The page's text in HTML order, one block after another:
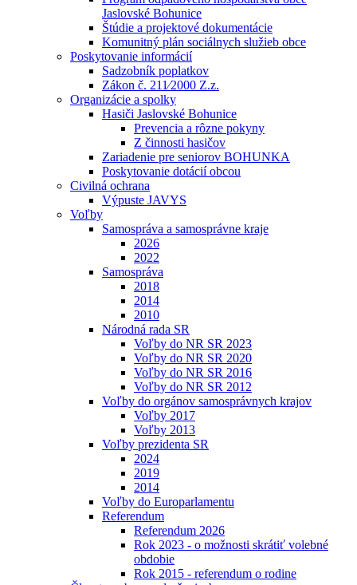
Jaslovské Bohunice
Štúdie a projektové dokumentácie
Komunitný plán sociálnych služieb obce
Poskytovanie informácií
Sadzobník poplatkov
Zákon č. 211⁄2000 Z.z.
Organizácie a spolky
Hasiči Jaslovské Bohunice
Prevencia a rôzne pokyny
Z činnosti hasičov
Zariadenie pre seniorov BOHUNKA
Poskytovanie dotácií obcou
Civilná ochrana
Výpuste JAVYS
Voľby
Samospráva a samosprávne kraje
2026
2022
Samospráva
2018
2014
2010
Národná rada SR
Voľby do NR SR 2023
Voľby do NR SR 2020
Voľby do NR SR 2016
Voľby do NR SR 2012
Voľby do orgánov samosprávnych krajov
Voľby 2017
Voľby 2013
Voľby prezidenta SR
2024
2019
2014
Voľby do Europarlamentu
Referendum
Referendum 2026
Rok 2023 - o možnosti skrátiť volebné
obdobie
Rok 2015 - referendum o rodine